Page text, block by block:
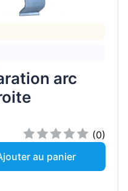
arc
(0)
au panier